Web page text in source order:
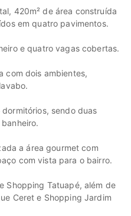
420m² de área construída
em quatro pavimentos.
e quatro vagas cobertas.
com dois ambientes,
sendo duas
a área gourmet com
com vista para o bairro.
Shopping Tatuapé, além de
Ceret e Shopping Jardim